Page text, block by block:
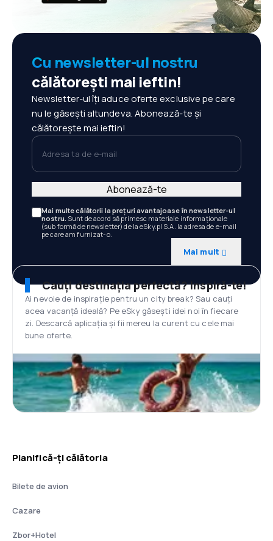
Cu newsletter-ul nostru
călătorești mai ieftin!
Newsletter-ul îți aduce oferte exclusive pe care
nu le găsești altundeva. Abonează-te și
călătorește mai ieftin!
Adresa ta de e-mail
Mai multe călătorii la prețuri avantajoase în newsletter-ul
nostru. Sunt de acord să primesc materiale informaționale
(sub formă de newsletter) de la eSky.pl S.A. la adresa de e-mail
pe care am furnizat-o.
Mai mult
Abonează-te
Cauți destinația perfectă? Inspiră-te!
Ai nevoie de inspirație pentru un city break? Sau cauți
acea vacanță ideală? Pe eSky găsești idei noi în fiecare
zi. Descarcă aplicația și fii mereu la curent cu cele mai
bune oferte.
Planifică-ți călătoria
Bilete de avion
Cazare
Zbor+Hotel